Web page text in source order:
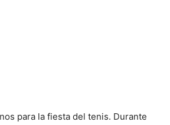
para la fiesta del tenis. Durante